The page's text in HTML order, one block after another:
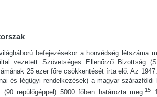
befejezésekor a honvédség létszáma
vezetett Szövetséges Ellenőrző Bizottság
25 ezer főre csökkentését írta elő. Az
és légügyi rendelkezések) a magyar
(90 repülőgéppel) 5000 főben határozta meg.15